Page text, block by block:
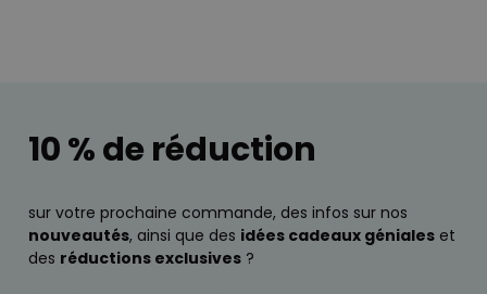
10 % de réduction
sur votre prochaine commande, des infos sur nos
nouveautés, ainsi que des idées cadeaux géniales et
des réductions exclusives ?